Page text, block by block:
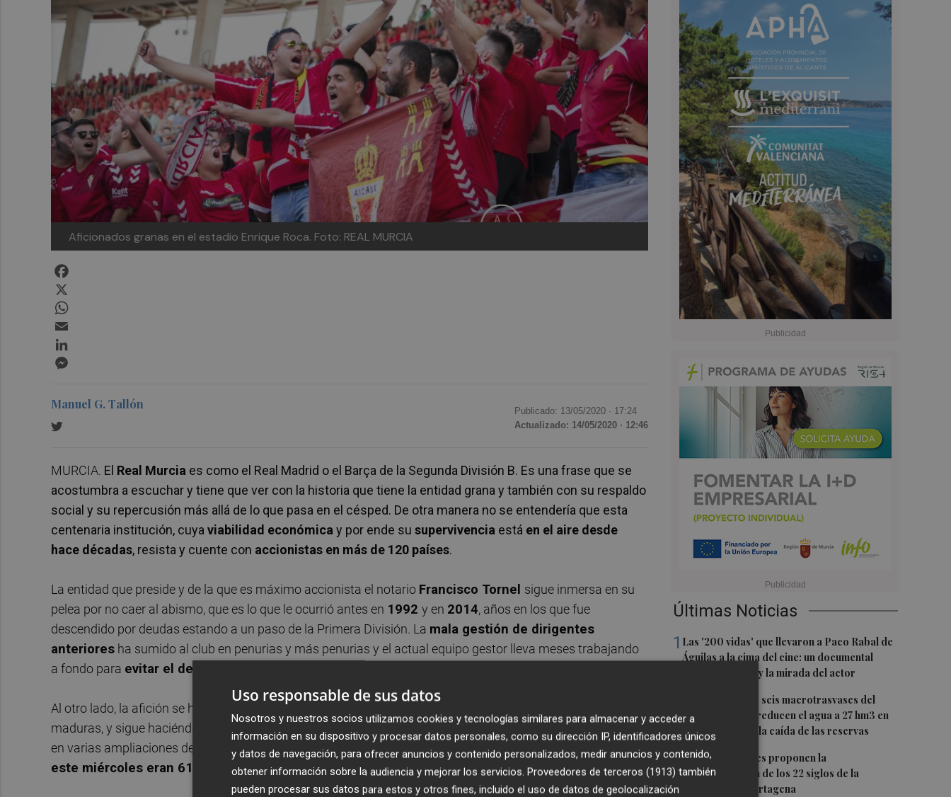
Aficionados granas en el estadio Enrique Roca. Foto: REAL MURCIA
Últimas Noticias
1 Las '200 vidas' que llevaron a Paco Rabal de
Águilas a la cima del cine: un documental
recupera la voz y la mirada del actor
Fin a la racha de seis macrotrasvases del
Tajo al Segura: reducen el agua a 27 hm3 en
septiembre por la caída de las reservas
3Dos asociaciones proponen la
conmemoración de los 22 siglos de la
fundación de Cartagena
Manuel G. Tallón Publicado: 13/05/2020 · 17:24
Actualizado: 14/05/2020 · 12:46
MURCIA. El Real Murcia es como el Real Madrid o el Barça de la Segunda División B. Es una frase que se
acostumbra a escuchar y tiene que ver con la historia que tiene la entidad grana y también con su respaldo
social y su repercusión más allá de lo que pasa en el césped. De otra manera no se entendería que esta
centenaria institución, cuyaviabilidad económicay por ende su supervivencia está en el aire desde
hace décadas, resista y cuente con accionistas en más de 120 países.
La entidad que preside y de la que es máximo accionista el notario Francisco Tornel sigue inmersa en su
pelea por no caer al abismo, que es lo que le ocurrió antes en 1992 y en 2014, años en los que fue
descendido por deudas estando a un paso de la Primera División. La mala gestión de dirigentes
anteriores ha sumido al club en penurias y más penurias y el actual equipo gestor lleva meses trabajando
a fondo para evitar el descalabro que ya podría ser definitivo
Al otro lado, la afición se ha portado excepcionalmente apoyando en las duras sin saber si llegarán las
maduras, y sigue haciéndolo. Ya fuera comprando pulseras, propiciando colectas o invirtiendo en acciones
en varias ampliaciones de capital. Ahora hay una en marcha que lleva recaudados más de
600.000 euros -
este miércoles eran 619.496-que irán a parar a acreedores.
Uso responsable de sus datos
Nosotros y nuestros socios utilizamos cookies y tecnologías similares para almacenar y acceder a
información en su dispositivo y procesar datos personales, como su dirección IP, identificadores únicos
y datos de navegación, para ofrecer anuncios y contenido personalizados, medir anuncios y contenido,
obtener información sobre la audiencia y mejorar los servicios. Proveedores de terceros (1913) también
pueden procesar sus datos para estos y otros fines, incluido el uso de datos de geolocalización